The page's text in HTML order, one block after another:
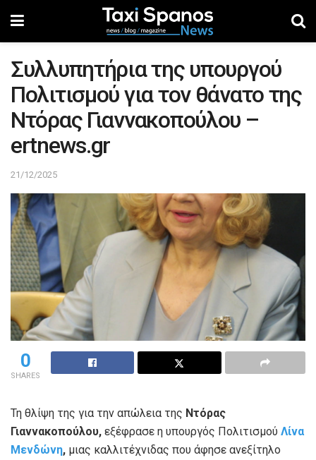
Συλλυπητήρια της υπουργού
Πολιτισμού για τον θάνατο της
Ντόρας Γιαννακοπούλου –
ertnews.gr
21/12/2025
0
SHARES
Τη θλίψη της για την απώλεια της Ντόρας
Γιαννακοπούλου, εξέφρασε η υπουργός Πολιτισμού Λίνα
Μενδώνη, μιας καλλιτέχνιδας που άφησε ανεξίτηλο